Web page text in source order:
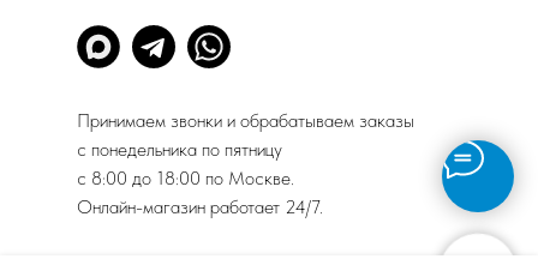
Принимаем звонки и обрабатываем заказы
с понедельника по пятницу
с 8:00 до 18:00 по Москве.
Онлайн-магазин работает 24/7.